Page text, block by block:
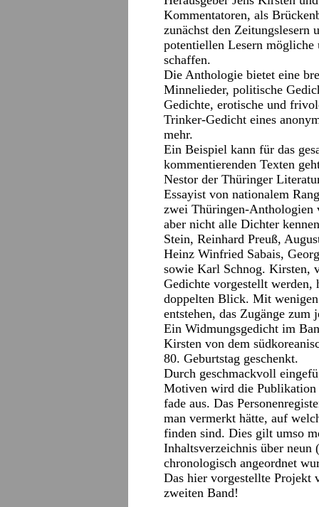
Kommentatoren, als
zunächst den Zeitungslesern
potentiellen Lesern
schaffen.
Die Anthologie bietet eine
Minnelieder, politische
Gedichte, erotische und
Trinker-Gedicht eines
mehr.
Ein Beispiel kann für das
kommentierenden Texten
Nestor der Thüringer
Essayist von nationalem
zwei Thüringen-Anthologien
aber nicht alle Dichter
Stein, Reinhard Preuß,
Heinz Winfried Sabais,
sowie Karl Schnog. Kirsten,
Gedichte vorgestellt werden,
doppelten Blick. Mit
entstehen, das Zugänge
Ein Widmungsgedicht im
Kirsten von dem
80. Geburtstag geschenkt.
Durch geschmackvoll
Motiven wird die Publikation
fade aus. Das
man vermerkt hätte, auf
finden sind. Dies gilt umso
Inhaltsverzeichnis über
chronologisch angeordnet
Das hier vorgestellte Projekt
zweiten Band!